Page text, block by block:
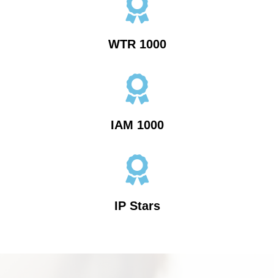
WTR 1000
IAM 1000
IP Stars